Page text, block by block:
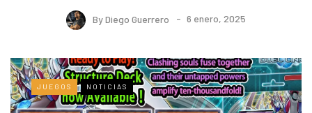
ByDiego Guerrero 6 enero, 2025
JUEGOS NOTICIAS